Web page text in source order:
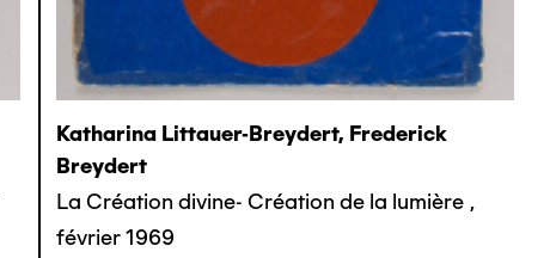
Katharina Littauer-Breydert, Frederick
Breydert
La Création divine- Création de la lumière ,
février 1969